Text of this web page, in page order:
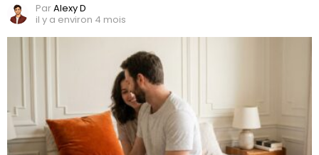
ParAlexy D
il y a environ 4 mois